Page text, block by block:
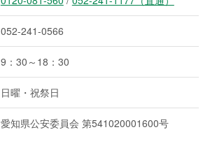
052-241-0566
9：30～18：30
日曜・祝祭日
愛知県公安委員会 第541020001600号